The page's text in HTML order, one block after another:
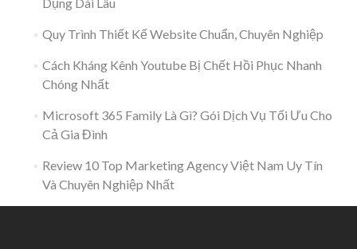
Quy Trình Thiết Kế Website Chuẩn, Chuyên Nghiệp
Cách Kháng Kênh Youtube Bị Chết Hồi Phục Nhanh
Chóng Nhất
Microsoft 365 Family Là Gì? Gói Dịch Vụ Tối Ưu Cho
Cả Gia Đình
Review 10 Top Marketing Agency Việt Nam Uy Tín
Và Chuyên Nghiệp Nhất